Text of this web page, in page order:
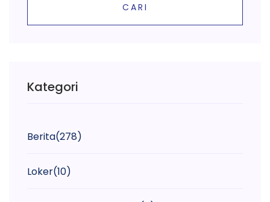
CARI
Kategori
Berita(278)
Loker(10)